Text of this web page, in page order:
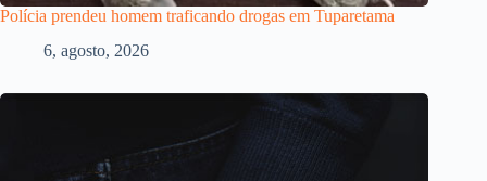
Polícia prendeu homem traficando drogas em Tuparetama
6, agosto, 2026